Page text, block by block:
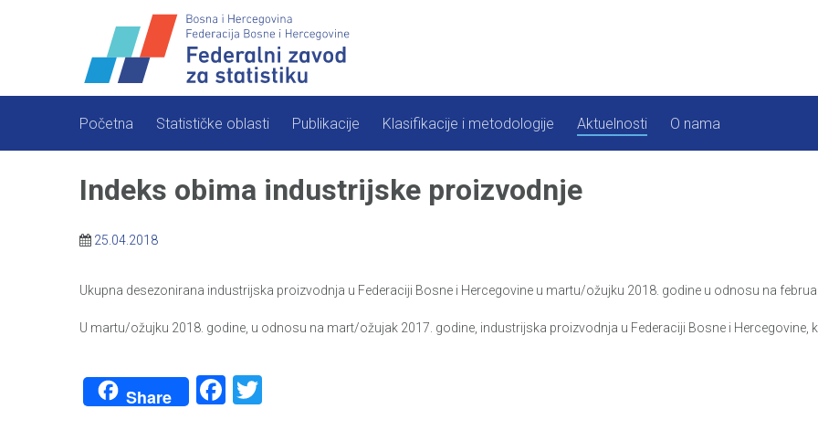
Početna Statističke oblasti Publikacije Klasifikacije i metodologije Aktuelnosti O nama
Indeks obima industrijske proizvodnje
25.04.2018
Ukupna desezonirana industrijska proizvodnja u Federaciji Bosne i Hercegovine u martu/ožujku 2018. godine u odnosu na
U martu/ožujku 2018. godine, u odnosu na mart/ožujak 2017. godine, industrijska proizvodnja u Federaciji Bosne i Hercegovine,
Share Facebook